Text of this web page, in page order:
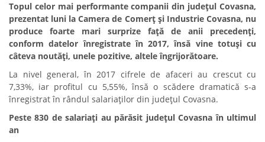
Topul celor mai performante companii din județul Covasna,
prezentat luni la Camera de Comerț și Industrie Covasna, nu
produce foarte mari surprize față de anii precedenți,
conform datelor înregistrate în 2017, însă vine totuși cu
câteva noutăți, unele pozitive, altele îngrijorătoare.
La nivel general, în 2017 cifrele de afaceri au crescut cu
7,33%, iar profitul cu 5,55%, însă o scădere dramatică s-a
înregistrat în rândul salariaților din județul Covasna.
Peste 830 de salariați au părăsit județul Covasna în ultimul
an